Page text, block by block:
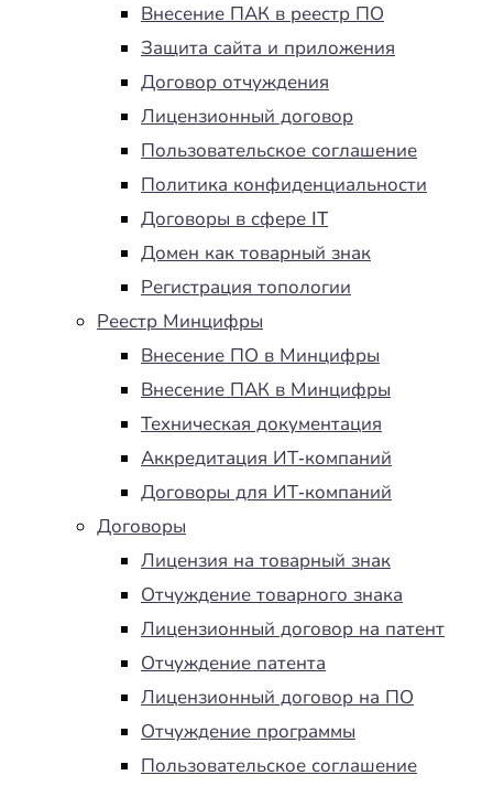
Внесение ПАК в реестр ПО
Защита сайта и приложения
Договор отчуждения
Лицензионный договор
Пользовательское соглашение
Политика конфиденциальности
Договоры в сфере IT
Домен как товарный знак
Регистрация топологии
Реестр Минцифры
Внесение ПО в Минцифры
Внесение ПАК в Минцифры
Техническая документация
Аккредитация ИТ-компаний
Договоры для ИТ-компаний
Договоры
Лицензия на товарный знак
Отчуждение товарного знака
Лицензионный договор на патент
Отчуждение патента
Лицензионный договор на ПО
Отчуждение программы
Пользовательское соглашение